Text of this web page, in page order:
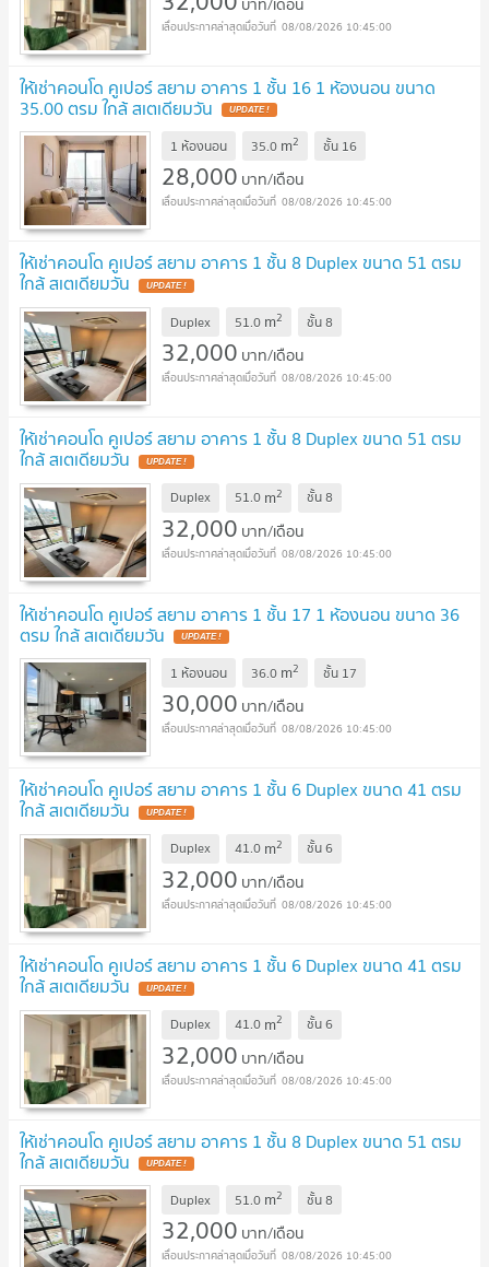
08/08/2026 10:45:00
ให้เช่าคอนโด คูเปอร์ สยาม อาคาร 1 ชั้น 16 1 ห้องนอน ขนาด
35.00 ตรม ใกล้ สเตเดียมวัน
1 ห้องนอน 35.0 m2 ชั้น 16
28,000 บาท/เดือน
08/08/2026 10:45:00
ให้เช่าคอนโด คูเปอร์ สยาม อาคาร 1 ชั้น 8 Duplex ขนาด 51 ตรม
ใกล้ สเตเดียมวัน
Duplex 51.0 m2 ชั้น8
32,000 บาท/เดือน
08/08/2026 10:45:00
ให้เช่าคอนโด คูเปอร์ สยาม อาคาร 1 ชั้น 8 Duplex ขนาด 51 ตรม
ใกล้ สเตเดียมวัน
Duplex 51.0 m2 ชั้น8
32,000 บาท/เดือน
08/08/2026 10:45:00
ให้เช่าคอนโด คูเปอร์ สยาม อาคาร 1 ชั้น 17 1 ห้องนอน ขนาด 36
ตรม ใกล้ สเตเดียมวัน
1 ห้องนอน 36.0 m2 ชั้น 17
30,000 บาท/เดือน
08/08/2026 10:45:00
ให้เช่าคอนโด คูเปอร์ สยาม อาคาร 1 ชั้น 6 Duplex ขนาด 41 ตรม
ใกล้ สเตเดียมวัน
Duplex 41.0 m2 ชั้น6
32,000 บาท/เดือน
08/08/2026 10:45:00
ให้เช่าคอนโด คูเปอร์ สยาม อาคาร 1 ชั้น 6 Duplex ขนาด 41 ตรม
ใกล้ สเตเดียมวัน
Duplex 41.0 m2 ชั้น6
32,000 บาท/เดือน
08/08/2026 10:45:00
ให้เช่าคอนโด คูเปอร์ สยาม อาคาร 1 ชั้น 8 Duplex ขนาด 51 ตรม
ใกล้ สเตเดียมวัน
Duplex 51.0 m2 ชั้น8
32,000 บาท/เดือน
08/08/2026 10:45:00